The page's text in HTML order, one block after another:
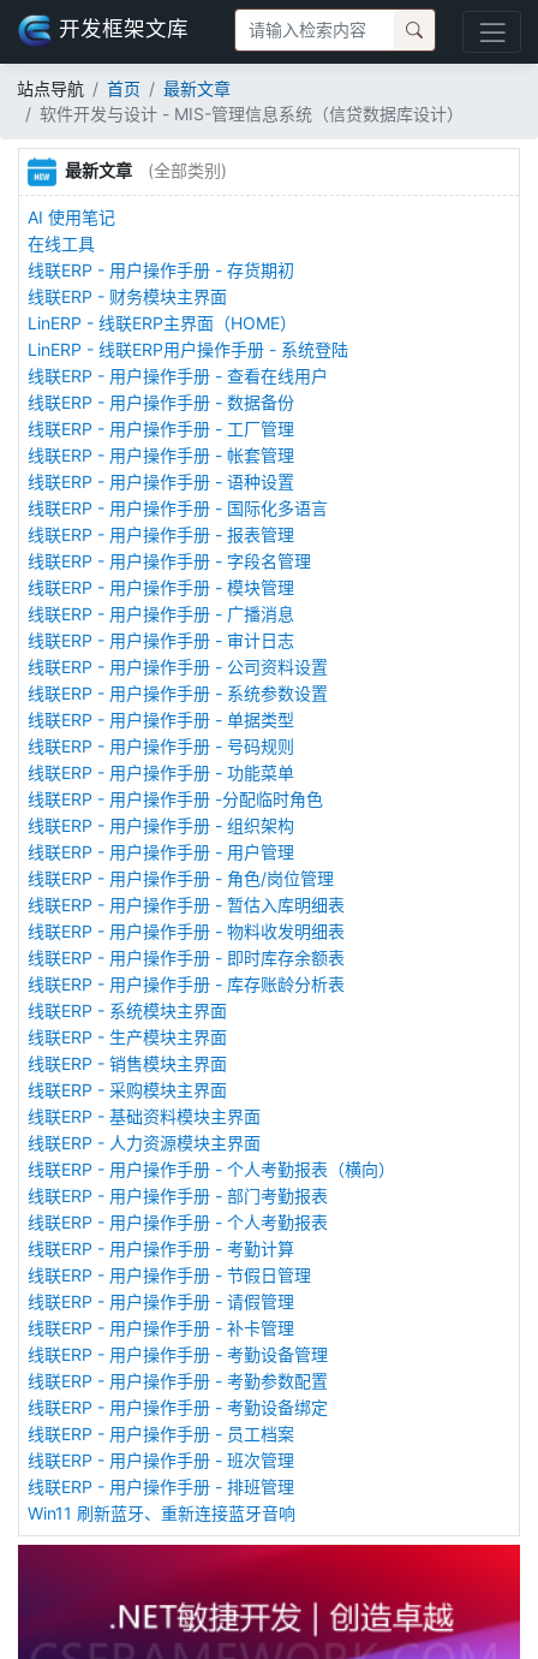
开发框架文库
站点导航 首页
最新文章
软件开发与设计 - MIS-管理信息系统（信贷数据库设计）
最新文章 (全部类别)
AI 使用笔记
在线工具
线联ERP - 用户操作手册 - 存货期初
线联ERP - 财务模块主界面
LinERP - 线联ERP主界面（HOME）
LinERP - 线联ERP用户操作手册 - 系统登陆
线联ERP - 用户操作手册 - 查看在线用户
线联ERP - 用户操作手册 - 数据备份
线联ERP - 用户操作手册 - 工厂管理
线联ERP - 用户操作手册 - 帐套管理
线联ERP - 用户操作手册 - 语种设置
线联ERP - 用户操作手册 - 国际化多语言
线联ERP - 用户操作手册 - 报表管理
线联ERP - 用户操作手册 - 字段名管理
线联ERP - 用户操作手册 - 模块管理
线联ERP - 用户操作手册 - 广播消息
线联ERP - 用户操作手册 - 审计日志
线联ERP - 用户操作手册 - 公司资料设置
线联ERP - 用户操作手册 - 系统参数设置
线联ERP - 用户操作手册 - 单据类型
线联ERP - 用户操作手册 - 号码规则
线联ERP - 用户操作手册 - 功能菜单
线联ERP - 用户操作手册 -分配临时角色
线联ERP - 用户操作手册 - 组织架构
线联ERP - 用户操作手册 - 用户管理
线联ERP - 用户操作手册 - 角色/岗位管理
线联ERP - 用户操作手册 - 暂估入库明细表
线联ERP - 用户操作手册 - 物料收发明细表
线联ERP - 用户操作手册 - 即时库存余额表
线联ERP - 用户操作手册 - 库存账龄分析表
线联ERP - 系统模块主界面
线联ERP - 生产模块主界面
线联ERP - 销售模块主界面
线联ERP - 采购模块主界面
线联ERP - 基础资料模块主界面
线联ERP - 人力资源模块主界面
线联ERP - 用户操作手册 - 个人考勤报表（横向）
线联ERP - 用户操作手册 - 部门考勤报表
线联ERP - 用户操作手册 - 个人考勤报表
线联ERP - 用户操作手册 - 考勤计算
线联ERP - 用户操作手册 - 节假日管理
线联ERP - 用户操作手册 - 请假管理
线联ERP - 用户操作手册 - 补卡管理
线联ERP - 用户操作手册 - 考勤设备管理
线联ERP - 用户操作手册 - 考勤参数配置
线联ERP - 用户操作手册 - 考勤设备绑定
线联ERP - 用户操作手册 - 员工档案
线联ERP - 用户操作手册 - 班次管理
线联ERP - 用户操作手册 - 排班管理
Win11 刷新蓝牙、重新连接蓝牙音响